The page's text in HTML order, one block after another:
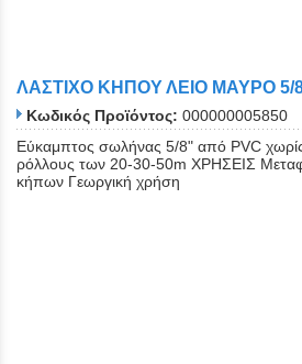
ΛΑΣΤΙΧΟ ΚΗΠΟΥ ΛΕΙΟ ΜΑΥΡΟ 5/
Κωδικός Προϊόντος: 000000005850
Εύκαμπτος σωλήνας 5/8" από PVC χωρίς
ρόλλους των 20-30-50m ΧΡΗΣΕΙΣ
κήπων Γεωργική χρήση